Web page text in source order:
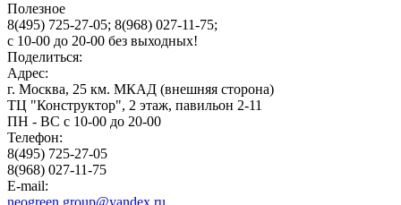
Полезное
8(495) 725-27-05; 8(968) 027-11-75;
с 10-00 до 20-00 без выходных!
Поделиться:
Адрес:
г. Москва, 25 км. МКАД (внешняя сторона)
ТЦ "Конструктор", 2 этаж, павильон 2-11
ПН - ВС с 10-00 до 20-00
Телефон:
8(495) 725-27-05
8(968) 027-11-75
E-mail: